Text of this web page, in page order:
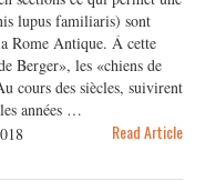
lupus familiaris) sont
Rome Antique. Á cette
Berger», les «chiens de
cours des siècles, suivirent
années …
Read Article